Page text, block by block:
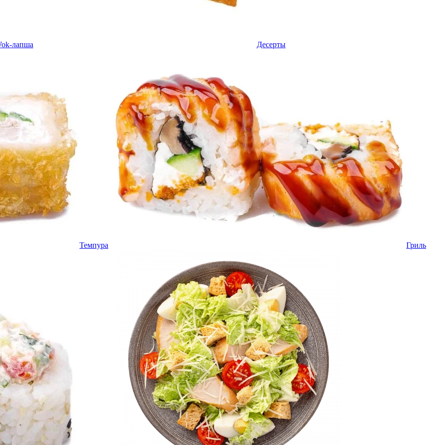
лапша Десерты
Темпура Гриль